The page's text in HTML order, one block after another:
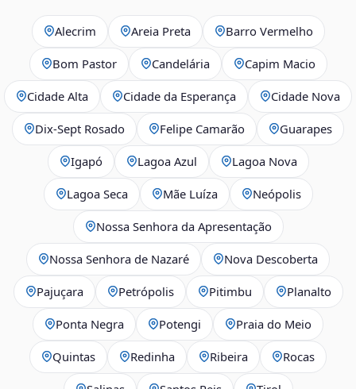
Alecrim Areia Preta Barro Vermelho
Bom Pastor Candelária Capim Macio
Cidade Alta Cidade da Esperança Cidade Nova
Dix‑Sept Rosado Felipe Camarão Guarapes
Igapó Lagoa Azul Lagoa Nova
Lagoa Seca Mãe Luíza Neópolis
Nossa Senhora da Apresentação
Nossa Senhora de Nazaré Nova Descoberta
Pajuçara Petrópolis Pitimbu Planalto
Ponta Negra Potengi Praia do Meio
Quintas Redinha Ribeira Rocas